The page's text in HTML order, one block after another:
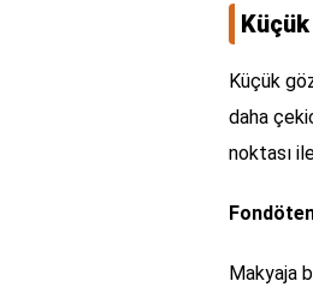
Küçük
Küçük
daha
noktası
Makyaja